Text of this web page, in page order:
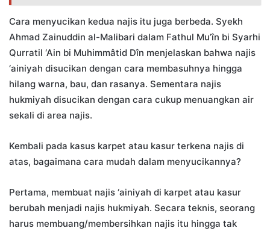
Cara menyucikan kedua najis itu juga berbeda. Syekh
Ahmad Zainuddin al-Malibari dalam Fathul Mu’în bi Syarhi
Qurratil ‘Ain bi Muhimmâtid Dîn menjelaskan bahwa najis
‘ainiyah disucikan dengan cara membasuhnya hingga
hilang warna, bau, dan rasanya. Sementara najis
hukmiyah disucikan dengan cara cukup menuangkan air
sekali di area najis.
Kembali pada kasus karpet atau kasur terkena najis di
atas, bagaimana cara mudah dalam menyucikannya?
Pertama, membuat najis ‘ainiyah di karpet atau kasur
berubah menjadi najis hukmiyah. Secara teknis, seorang
harus membuang/membersihkan najis itu hingga tak